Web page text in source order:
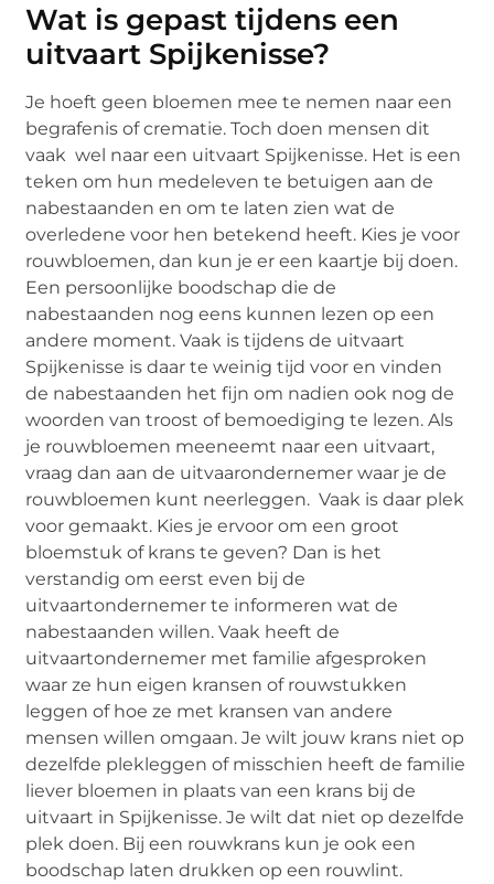
Wat is gepast tijdens een
uitvaart Spijkenisse?
Je hoeft geen bloemen mee te nemen naar een
begrafenis of crematie. Toch doen mensen dit
vaak wel naar een uitvaart Spijkenisse. Het is een
teken om hun medeleven te betuigen aan de
nabestaanden en om te laten zien wat de
overledene voor hen betekend heeft. Kies je voor
rouwbloemen, dan kun je er een kaartje bij doen.
Een persoonlijke boodschap die de
nabestaanden nog eens kunnen lezen op een
andere moment. Vaak is tijdens de uitvaart
Spijkenisse is daar te weinig tijd voor en vinden
de nabestaanden het fijn om nadien ook nog de
woorden van troost of bemoediging te lezen. Als
je rouwbloemen meeneemt naar een uitvaart,
vraag dan aan de uitvaarondernemer waar je de
rouwbloemen kunt neerleggen. Vaak is daar plek
voor gemaakt. Kies je ervoor om een groot
bloemstuk of krans te geven? Dan is het
verstandig om eerst even bij de
uitvaartondernemer te informeren wat de
nabestaanden willen. Vaak heeft de
uitvaartondernemer met familie afgesproken
waar ze hun eigen kransen of rouwstukken
leggen of hoe ze met kransen van andere
mensen willen omgaan. Je wilt jouw krans niet op
dezelfde plekleggen of misschien heeft de familie
liever bloemen in plaats van een krans bij de
uitvaart in Spijkenisse. Je wilt dat niet op dezelfde
plek doen. Bij een rouwkrans kun je ook een
boodschap laten drukken op een rouwlint.